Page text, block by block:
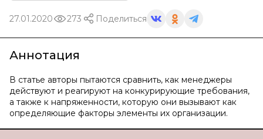
27.01.2020 273 Поделиться
Аннотация
В статье авторы пытаются сравнить, как менеджеры
действуют и реагируют на конкурирующие требования,
а также к напряженности, которую они вызывают как
определяющие факторы элементы их организации.